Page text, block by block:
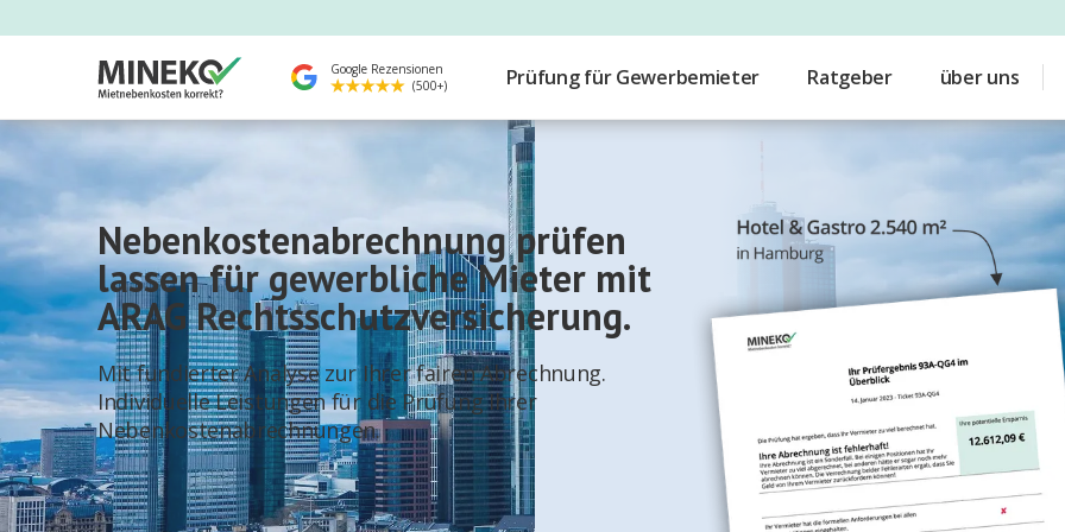
Google Rezensionen
(500+)
Prüfung für Gewerbemieter Ratgeber über uns
Nebenkostenabrechnung prüfen
lassen für gewerbliche Mieter mit
ARAG Rechtsschutzversicherung.
Mit fundierter Analyse zur Ihrer fairen Abrechnung.
Individuelle Leistungen für die Prüfung Ihrer
Nebenkostenabrechnungen.